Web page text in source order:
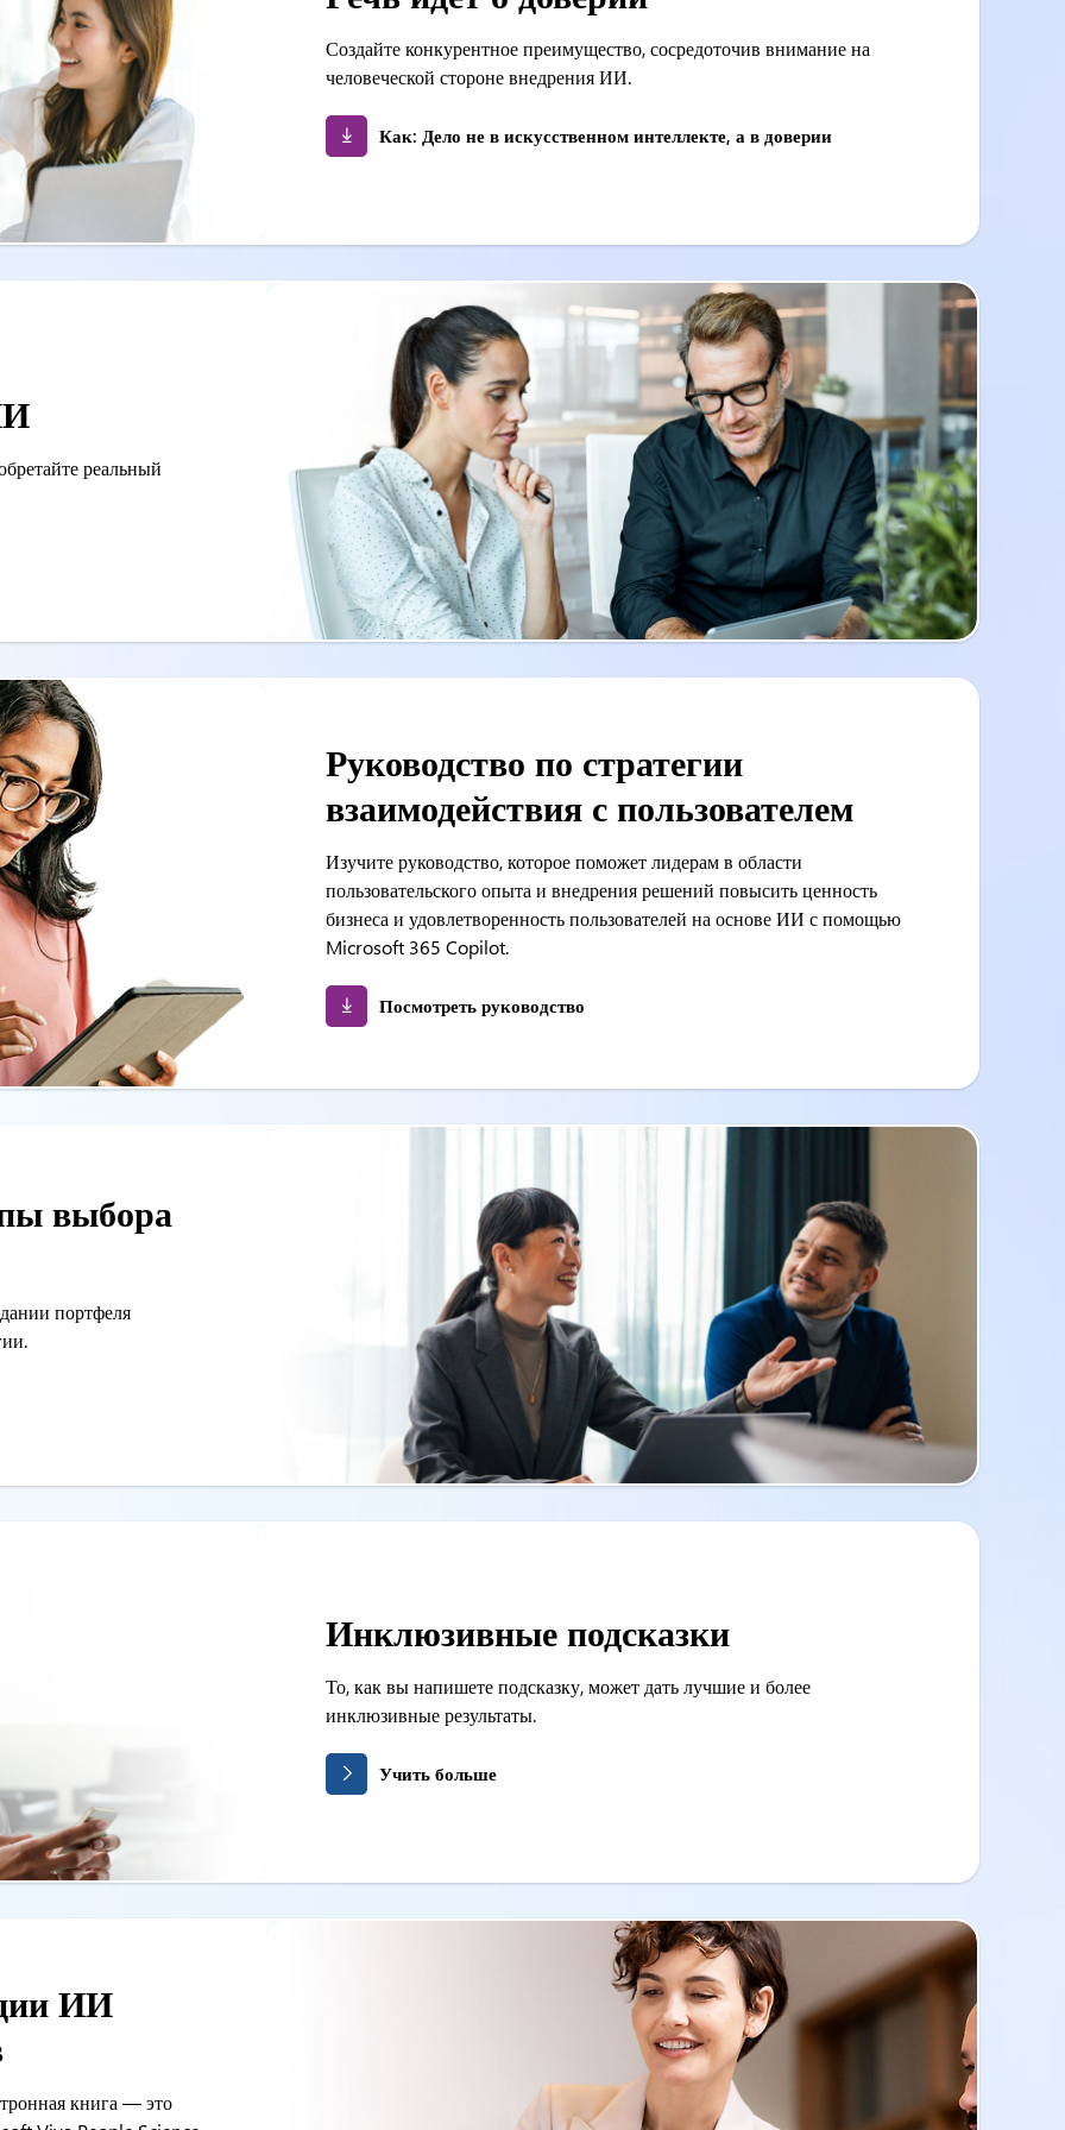
Создайте конкурентное преимущество, сосредоточив внимание на
человеческой стороне внедрения ИИ.
Как: Дело не в искусственном интеллекте, а в доверии
реальный
Руководство по стратегии
взаимодействия с пользователем
Изучите руководство, которое поможет лидерам в области
пользовательского опыта и внедрения решений повысить ценность
бизнеса и удовлетворенность пользователей на основе ИИ с помощью
Microsoft 365 Copilot.
Посмотреть руководство
выбора
портфеля
Инклюзивные подсказки
То, как вы напишете подсказку, может дать лучшие и более
инклюзивные результаты.
Учить больше
ИИ
книга — это